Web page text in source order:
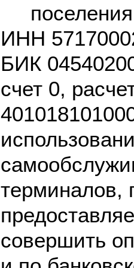
ИНН
БИК
счет 0,
терминалов,
совершить